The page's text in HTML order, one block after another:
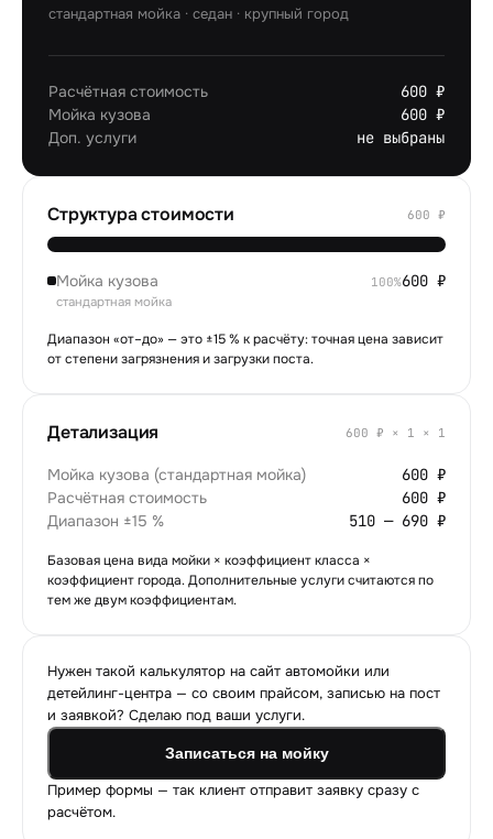
стандартная мойка · седан · крупный город
Расчётная стоимость
600 ₽
Мойка кузова
600 ₽
Доп. услуги
не выбраны
Структура стоимости 600 ₽
Мойка кузова
стандартная мойка
100%600 ₽
Диапазон «от–до» — это ±15 % к расчёту: точная цена зависит
от степени загрязнения и загрузки поста.
Детализация 600 ₽ × 1 × 1
Мойка кузова (стандартная мойка)
600 ₽
Расчётная стоимость
600 ₽
Диапазон ±15 %
510 — 690 ₽
Базовая цена вида мойки × коэффициент класса ×
коэффициент города. Дополнительные услуги считаются по
тем же двум коэффициентам.
Нужен такой калькулятор на сайт автомойки или
детейлинг-центра — со своим прайсом, записью на пост
и заявкой? Сделаю под ваши услуги.
Записаться на мойку
Пример формы — так клиент отправит заявку сразу с
расчётом.